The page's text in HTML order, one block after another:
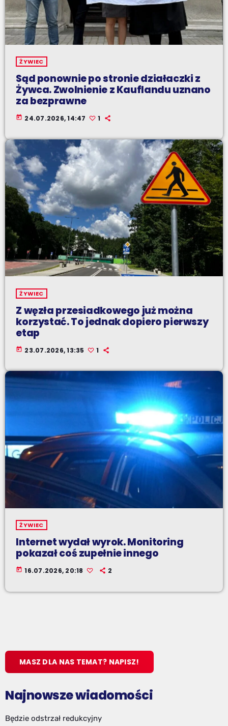
ŻYWIEC
Sąd ponownie po stronie działaczki z
Żywca. Zwolnienie z Kauflandu uznano
za bezprawne
today 24.07.2026, 14:47 1
ŻYWIEC
Z węzła przesiadkowego już można
korzystać. To jednak dopiero pierwszy
etap
today 23.07.2026, 13:35 1
ŻYWIEC
Internet wydał wyrok. Monitoring
pokazał coś zupełnie innego
today 16.07.2026, 20:18 2
MASZ DLA NAS TEMAT? NAPISZ!
Najnowsze wiadomości
Będzie odstrzał redukcyjny